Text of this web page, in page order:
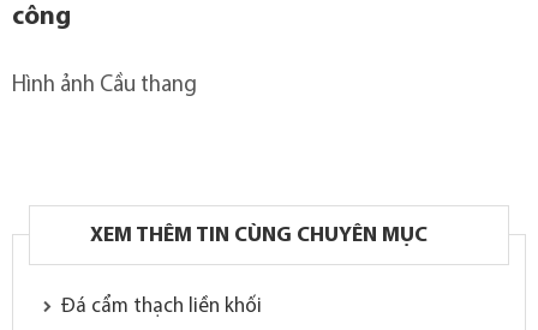
công
Hình ảnh Cầu thang
XEM THÊM TIN CÙNG CHUYÊN MỤC
Đá cẩm thạch liền khối